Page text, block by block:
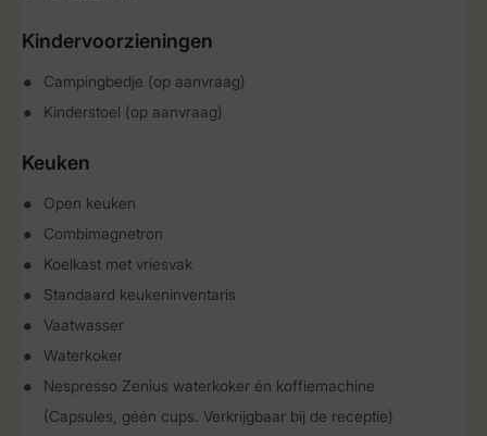
Kindervoorzieningen
Campingbedje (op aanvraag)
Kinderstoel (op aanvraag)
Keuken
Open keuken
Combimagnetron
Koelkast met vriesvak
Standaard keukeninventaris
Vaatwasser
Waterkoker
Nespresso Zenius waterkoker én koffiemachine
(Capsules, géén cups. Verkrijgbaar bij de receptie)